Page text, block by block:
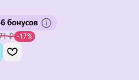
бонусов
₽ -17%